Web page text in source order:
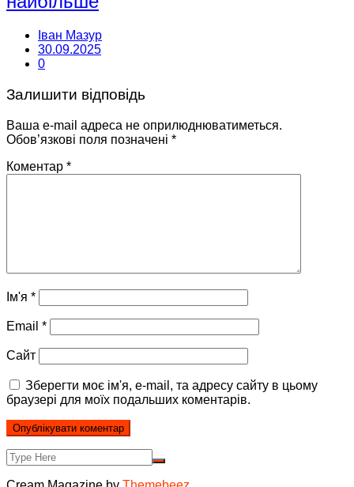
Іван Мазур
30.09.2025
0
Залишити відповідь
Ваша e-mail адреса не оприлюднюватиметься.
Обов’язкові поля позначені *
Коментар *
Ім'я *
Email *
Сайт
Зберегти моє ім'я, e-mail, та адресу сайту в цьому
браузері для моїх подальших коментарів.